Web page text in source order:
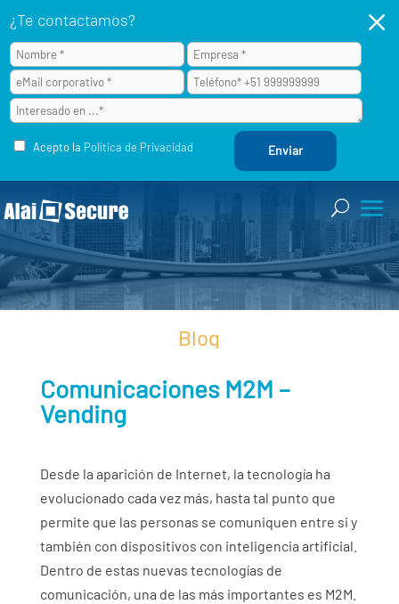
¿Te contactamos?
Acepto la Política de Privacidad
M
Blog
Comunicaciones M2M –
Vending
Desde la aparición de Internet, la tecnología ha
evolucionado cada vez más, hasta tal punto que
permite que las personas se comuniquen entre si y
también con dispositivos con inteligencia artificial.
Dentro de estas nuevas tecnologías de
comunicación, una de las más importantes es M2M.